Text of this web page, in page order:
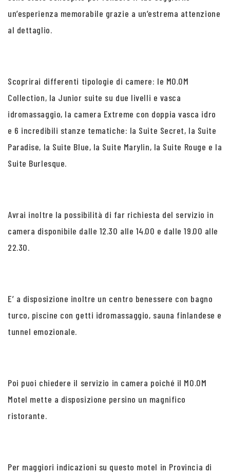
un’esperienza memorabile grazie a un’estrema attenzione
al dettaglio.
Scoprirai differenti tipologie di camere: le MO.OM
Collection, la Junior suite su due livelli e vasca
idromassaggio, la camera Extreme con doppia vasca idro
e 6 incredibili stanze tematiche: la Suite Secret, la Suite
Paradise, la Suite Blue, la Suite Marylin, la Suite Rouge e la
Suite Burlesque.
Avrai inoltre la possibilità di far richiesta del servizio in
camera disponibile dalle 12.30 alle 14.00 e dalle 19.00 alle
22.30.
E’ a disposizione inoltre un centro benessere con bagno
turco, piscine con getti idromassaggio, sauna finlandese e
tunnel emozionale.
Poi puoi chiedere il servizio in camera poiché il MO.OM
Motel mette a disposizione persino un magnifico
ristorante.
Per maggiori indicazioni su questo motel in Provincia di